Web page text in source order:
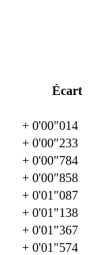
Écart
+ 0'00"014
+ 0'00"233
+ 0'00"784
+ 0'00"858
+ 0'01"087
+ 0'01"138
+ 0'01"367
+ 0'01"574